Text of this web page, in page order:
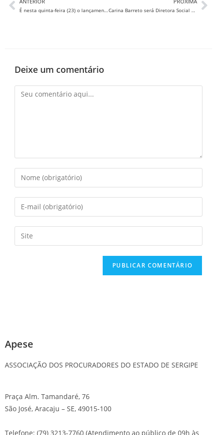
É nesta quinta-feira (23) o lançamento do livro do primeiro presidente da Apese, Luiz José Azevedo Pereira de Melo. Carina Barreto será Diretora Social Adjunto na nova Diretoria da Anape
Deixe um comentário
Apese
ASSOCIAÇÃO DOS PROCURADORES DO ESTADO DE SERGIPE
Praça Alm. Tamandaré, 76
São José, Aracaju – SE, 49015-100
Telefone: (79) 3213-7760 (Atendimento ao público de 09h às